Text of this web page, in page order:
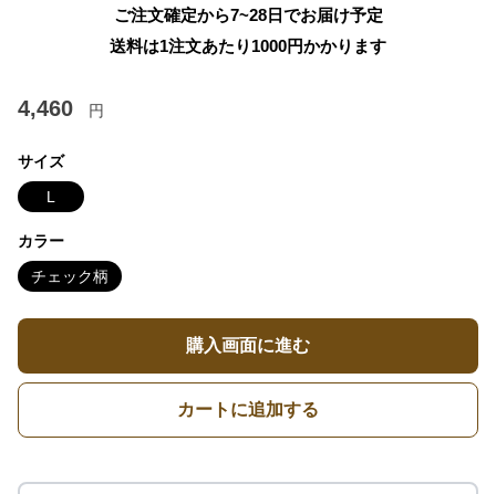
ご注文確定から7~28日でお届け予定
送料は1注文あたり 1000円かかります
4,460 円
サイズ
L
カラー
チェック柄
購入画面に進む
カートに追加する